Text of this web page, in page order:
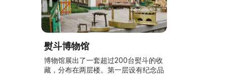
熨斗博物馆
博物馆展出了一套超过200台熨斗的收
藏，分布在两层楼。第一层设有纪念品